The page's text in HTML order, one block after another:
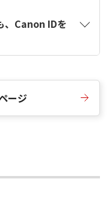
、Canon IDを
ージ